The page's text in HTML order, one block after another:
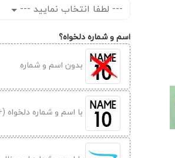
--- لطفا انتخاب نمایید ---
اسم و شماره دلخواه؟
بدون اسم و شماره
با اسم و شماره دلخواه (+300,000